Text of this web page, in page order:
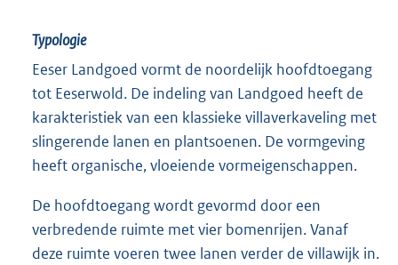
Typologie
Eeser Landgoed vormt de noordelijk hoofdtoegang
tot Eeserwold. De indeling van Landgoed heeft de
karakteristiek van een klassieke villaverkaveling met
slingerende lanen en plantsoenen. De vormgeving
heeft organische, vloeiende vormeigenschappen.
De hoofdtoegang wordt gevormd door een
verbredende ruimte met vier bomenrijen. Vanaf
deze ruimte voeren twee lanen verder de villawijk in.